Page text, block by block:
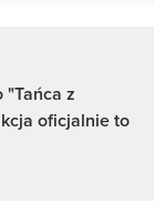
"Tańca z
oficjalnie to